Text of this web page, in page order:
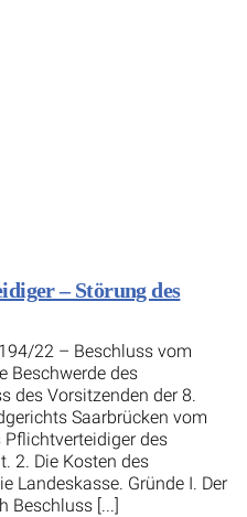
– Störung des
22 – Beschluss vom
Beschwerde des
des Vorsitzenden der 8.
Saarbrücken vom
des
2. Die Kosten des
Landeskasse. Gründe I. Der
Beschluss [...]